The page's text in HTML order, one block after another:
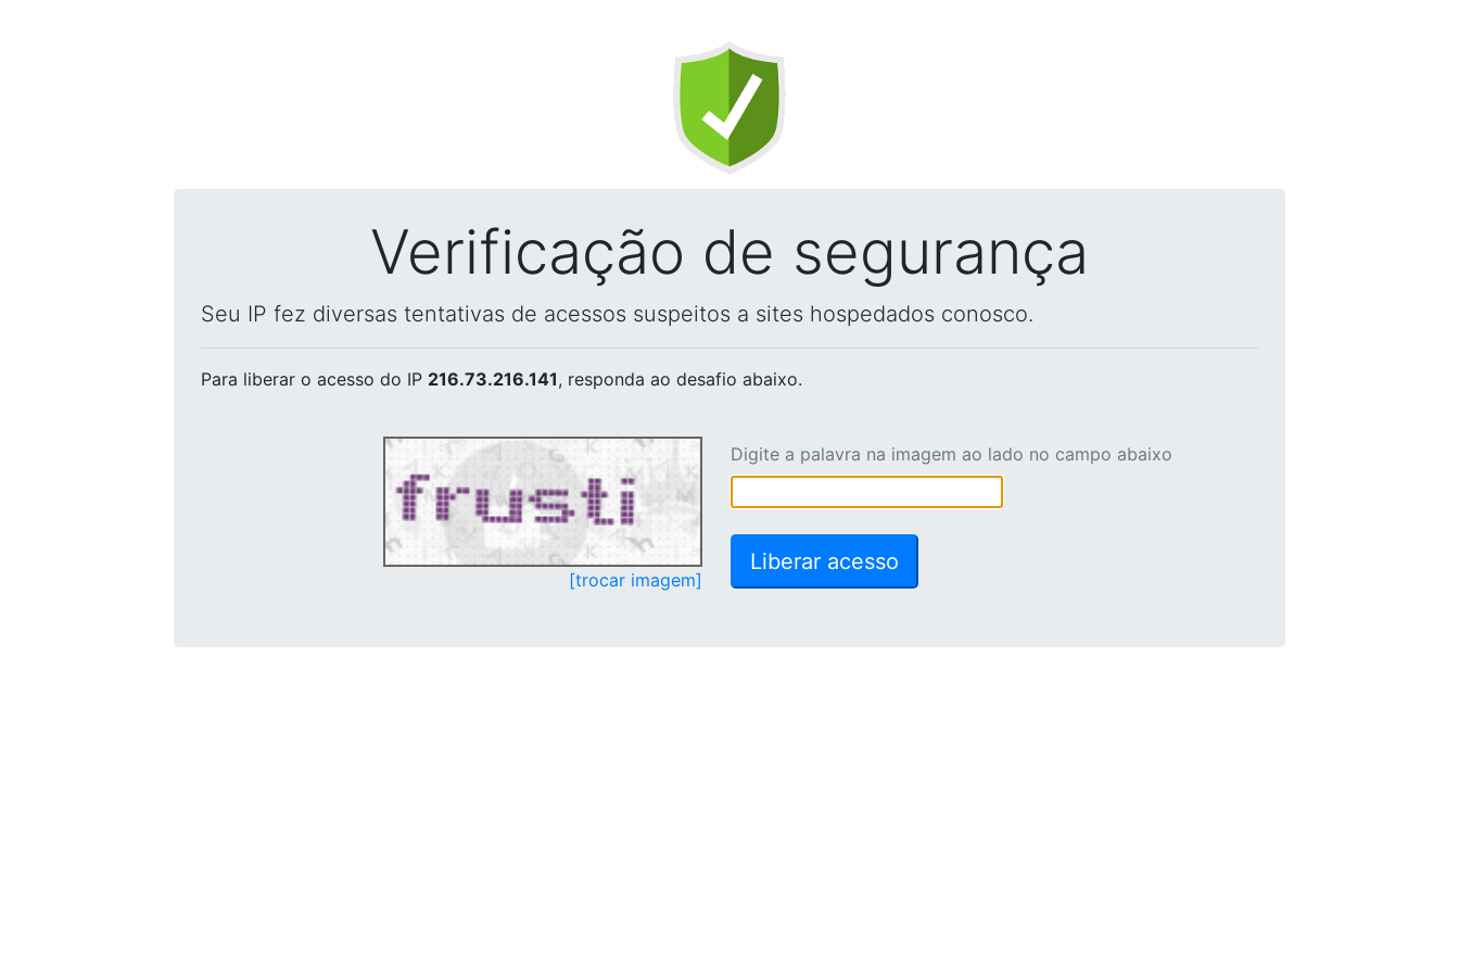
Verificação de segurança
Seu IP fez diversas tentativas de acessos suspeitos a sites hospedados conosco.
Para liberar o acesso do IP 216.73.216.141, responda ao desafio abaixo.
[trocar imagem]
Digite a palavra na imagem ao lado no campo abaixo